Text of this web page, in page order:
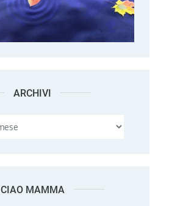
ARCHIVI Archivi
CIAO MAMMA